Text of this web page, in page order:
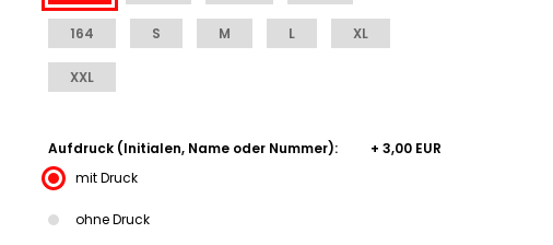
164 S M L XL
XXL
Aufdruck (Initialen, Name oder Nummer):
+ 3,00 EUR
mit Druck
ohne Druck